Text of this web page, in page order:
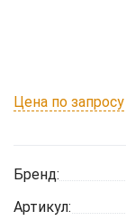
Цена по запросу
Бренд:
Артикул: